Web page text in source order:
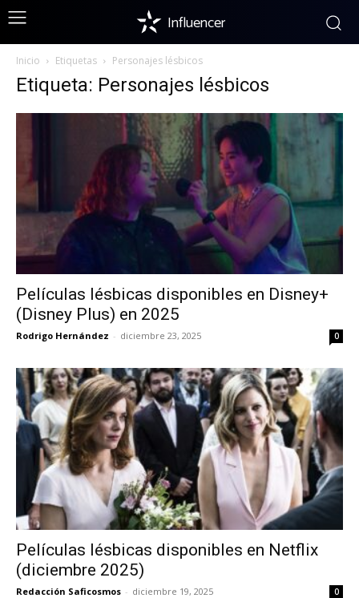
Influencer
Inicio Etiquetas Personajes lésbicos
Etiqueta: Personajes lésbicos
Películas lésbicas disponibles en Disney+
(Disney Plus) en 2025
Rodrigo Hernández - diciembre 23, 2025 0
Películas lésbicas disponibles en Netflix
(diciembre 2025)
Redacción Saficosmos - diciembre 19, 2025 0